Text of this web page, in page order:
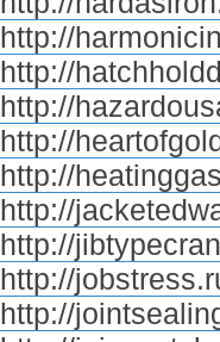
http://
http://
http://
http://
http://
http://
http://
http://
http://